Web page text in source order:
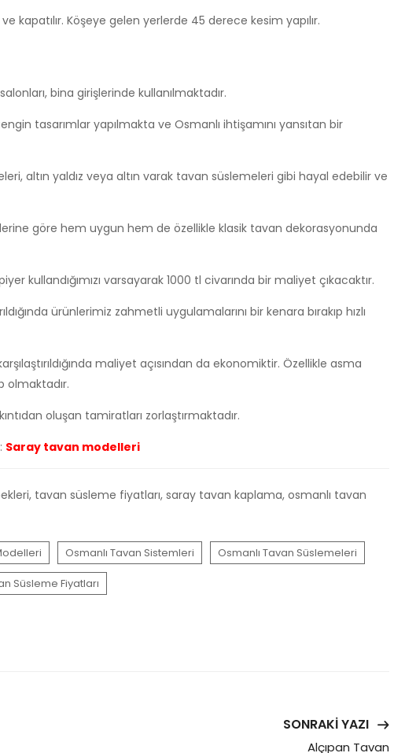
Köşeye gelen yerlerde 45 derece kesim yapılır.
bina girişlerinde kullanılmaktadır.
tasarımlar yapılmakta ve Osmanlı ihtişamını yansıtan bir
altın yaldız veya altın varak tavan süslemeleri gibi hayal edebilir ve
göre hem uygun hem de özellikle klasik tavan dekorasyonunda
kullandığımızı varsayarak 1000 tl civarında bir maliyet çıkacaktır.
ürünlerimiz zahmetli uygulamalarını bir kenara bırakıp hızlı
maliyet açısından da ekonomiktir. Özellikle asma
olmaktadır.
oluşan tamiratları zorlaştırmaktadır.
Saray tavan modelleri
tavan süsleme fiyatları, saray tavan kaplama, osmanlı tavan
Osmanlı Tavan Sistemleri Osmanlı Tavan Süslemeleri
Süsleme Fiyatları
SONRAKI YAZI
Alçıpan Tavan